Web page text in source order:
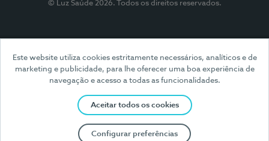
Este website utiliza cookies estritamente necessários, analíticos e de
marketing e publicidade, para lhe oferecer uma boa experiência de
navegação e acesso a todas as funcionalidades.
Aceitar todos os cookies
Configurar preferências
© Luz Saúde 2026. Todos os direitos reservados.